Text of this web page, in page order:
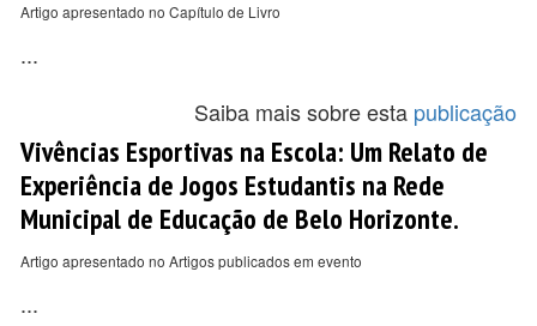
Artigo apresentado no Capítulo de Livro
...
Saiba mais sobre esta publicação
Vivências Esportivas na Escola: Um Relato de
Experiência de Jogos Estudantis na Rede
Municipal de Educação de Belo Horizonte.
Artigo apresentado no Artigos publicados em evento
...